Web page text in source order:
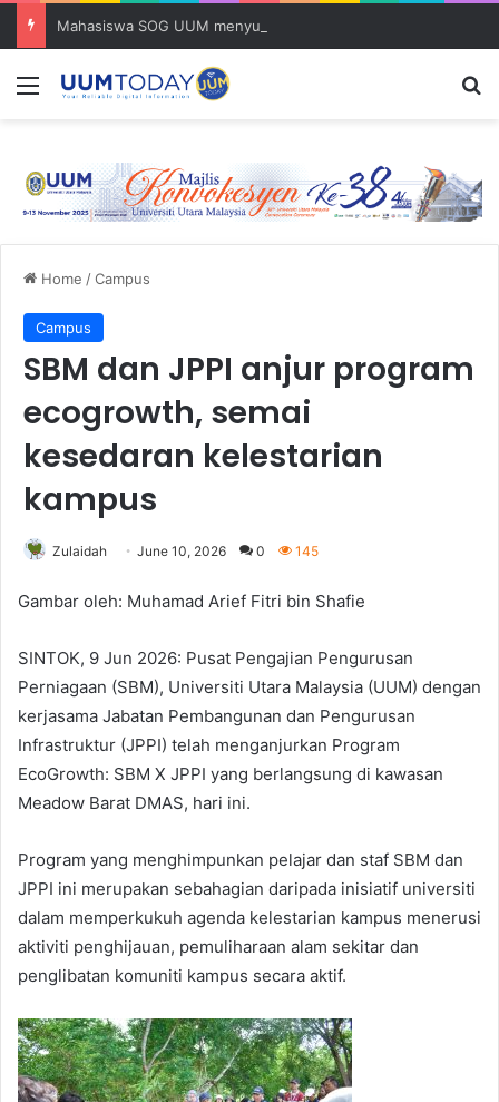
Menu
Home /Campus
Campus
SBM dan JPPI anjur program
ecogrowth, semai
kesedaran kelestarian
kampus
Zulaidah June 10, 2026 0 145
Gambar oleh: Muhamad Arief Fitri bin Shafie
SINTOK, 9 Jun 2026: Pusat Pengajian Pengurusan
Perniagaan (SBM), Universiti Utara Malaysia (UUM) dengan
kerjasama Jabatan Pembangunan dan Pengurusan
Infrastruktur (JPPI) telah menganjurkan Program
EcoGrowth: SBM X JPPI yang berlangsung di kawasan
Meadow Barat DMAS, hari ini.
Program yang menghimpunkan pelajar dan staf SBM dan
JPPI ini merupakan sebahagian daripada inisiatif universiti
dalam memperkukuh agenda kelestarian kampus menerusi
aktiviti penghijauan, pemuliharaan alam sekitar dan
penglibatan komuniti kampus secara aktif.